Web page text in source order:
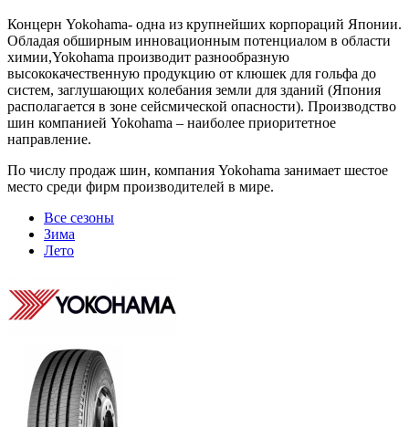
Концерн Yokohama- одна из крупнейших корпораций Японии.
Обладая обширным инновационным потенциалом в области
химии,Yokohama производит разнообразную
высококачественную продукцию от клюшек для гольфа до
систем, заглушающих колебания земли для зданий (Япония
располагается в зоне сейсмической опасности). Производство
шин компанией Yokohama – наиболее приоритетное
направление.
По числу продаж шин, компания Yokohama занимает шестое
место среди фирм производителей в мире.
Все сезоны
Зима
Лето